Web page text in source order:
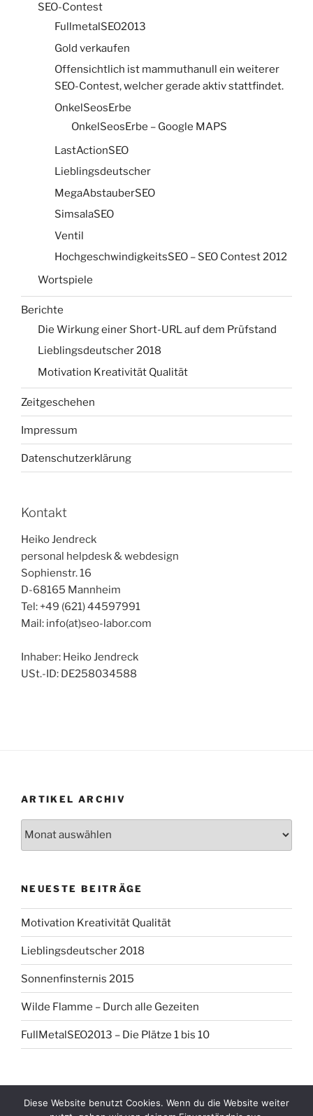
SEO-Contest
FullmetalSEO2013
Gold verkaufen
Offensichtlich ist mammuthanull ein weiterer
SEO-Contest, welcher gerade aktiv stattfindet.
OnkelSeosErbe
OnkelSeosErbe – Google MAPS
LastActionSEO
Lieblingsdeutscher
MegaAbstauberSEO
SimsalaSEO
Ventil
HochgeschwindigkeitsSEO – SEO Contest 2012
Wortspiele
Berichte
Die Wirkung einer Short-URL auf dem Prüfstand
Lieblingsdeutscher 2018
Motivation Kreativität Qualität
Zeitgeschehen
Impressum
Datenschutzerklärung
Kontakt
Heiko Jendreck
personal helpdesk & webdesign
Sophienstr. 16
D-68165 Mannheim
Tel: +49 (621) 44597991
Mail: info(at)seo-labor.com
Inhaber: Heiko Jendreck
USt.-ID: DE258034588
ARTIKEL ARCHIV
NEUESTE BEITRÄGE
Motivation Kreativität Qualität
Lieblingsdeutscher 2018
Sonnenfinsternis 2015
Wilde Flamme – Durch alle Gezeiten
FullMetalSEO2013 – Die Plätze 1 bis 10
Datenschutzerklärung Mit Stolz präsentiert von
Diese Website benutzt Cookies. Wenn du die Website weiter